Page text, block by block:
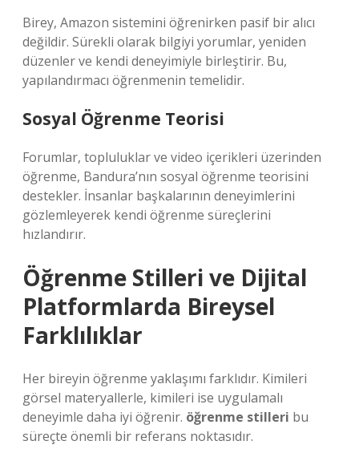
Birey, Amazon sistemini öğrenirken pasif bir alıcı
değildir. Sürekli olarak bilgiyi yorumlar, yeniden
düzenler ve kendi deneyimiyle birleştirir. Bu,
yapılandırmacı öğrenmenin temelidir.
Sosyal Öğrenme Teorisi
Forumlar, topluluklar ve video içerikleri üzerinden
öğrenme, Bandura’nın sosyal öğrenme teorisini
destekler. İnsanlar başkalarının deneyimlerini
gözlemleyerek kendi öğrenme süreçlerini
hızlandırır.
Öğrenme Stilleri ve Dijital
Platformlarda Bireysel
Farklılıklar
Her bireyin öğrenme yaklaşımı farklıdır. Kimileri
görsel materyallerle, kimileri ise uygulamalı
deneyimle daha iyi öğrenir. öğrenme stilleri bu
süreçte önemli bir referans noktasıdır.